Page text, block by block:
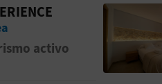
EXPERIENCE
activo
Ir a